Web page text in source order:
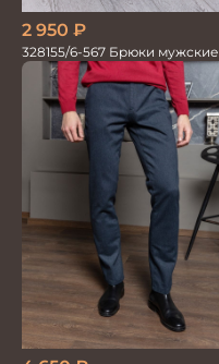
2 950 ₽
328155/6-567 Брюки мужские